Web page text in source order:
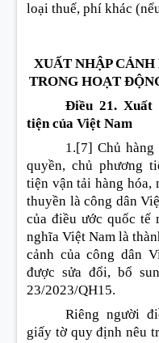
loại thuế, phí khác
XUẤT NHẬP
TRONG HOẠT
Điều 21. Xuất
tiện của Việt Nam
1.[7] Chủ
quyền, chủ phương
tiện vận tải hàng hóa,
thuyền là công dân
của điều ước quốc tế
nghĩa Việt Nam là
cảnh của công dân
được sửa đổi, bổ
23/2023/QH15.
Riêng người
giấy tờ quy định nêu